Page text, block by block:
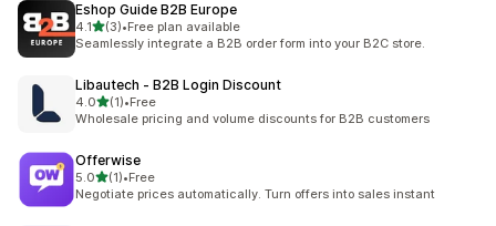
Eshop Guide B2B Europe
4.1별 5개 중
(3)
총 리뷰 3개
•Free plan available
Seamlessly integrate a B2B order form into your B2C store.
Libautech ‑ B2B Login Discount
4.0별 5개 중
(1)
총 리뷰 1개
•Free
Wholesale pricing and volume discounts for B2B customers
Offerwise
5.0별 5개 중
(1)
총 리뷰 1개
•Free
Negotiate prices automatically. Turn offers into sales instant